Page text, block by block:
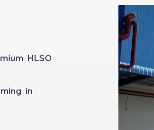
HLSO
in